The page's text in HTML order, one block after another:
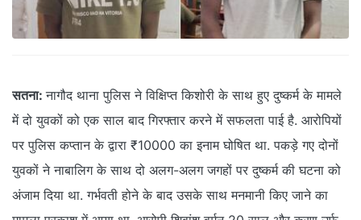
सतना: नागौद थाना पुलिस ने विक्षिप्त किशोरी के साथ हुए दुष्कर्म के मामले
में दो युवकों को एक साल बाद गिरफ्तार करने में सफलता पाई है. आरोपियों
पर पुलिस कप्तान के द्वारा ₹10000 का इनाम घोषित था. पकड़े गए दोनों
युवकों ने नाबालिग के साथ दो अलग-अलग जगहों पर दुष्कर्म की घटना को
अंजाम दिया था. गर्भवती होने के बाद उसके साथ मनमानी किए जाने का